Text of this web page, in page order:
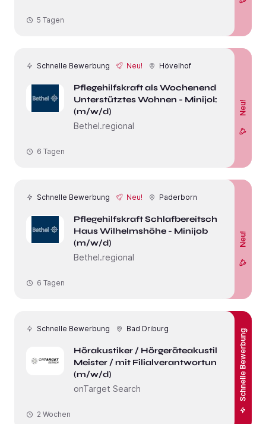
5 Tagen
Schnelle Bewerbung Neu! Hövelhof
Pflegehilfskraft als Wochenendhilfe
Unterstütztes Wohnen - Minijob
(m/w/d)
Bethel.regional
Neu!
6 Tagen
Schnelle Bewerbung Neu! Paderborn
Pflegehilfskraft Schlafbereitschaft
Haus Wilhelmshöhe - Minijob
(m/w/d)
Bethel.regional
Neu!
6 Tagen
Schnelle Bewerbung Bad Driburg
Hörakustiker / Hörgeräteakustiker -
Meister / mit Filialverantwortung
(m/w/d)
onTarget Search
Schnelle Bewerbung
2 Wochen